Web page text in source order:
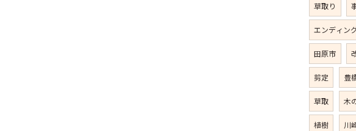
草取り
エンディン
田原市
剪定 豊
草取 木
植樹 川